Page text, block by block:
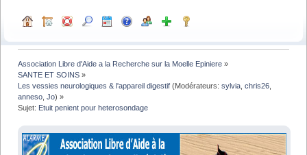
Association Libre d'Aide a la Recherche sur la Moelle Epiniere »
SANTE ET SOINS »
Les vessies neurologiques & l'appareil digestif (Modérateurs:sylvia ,chris26
anneso ,Jo) »
Sujet: Etuit penient pour heterosondage